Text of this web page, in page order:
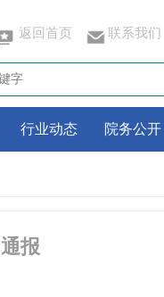
返回首页 联系我们
行业动态 院务公开
报